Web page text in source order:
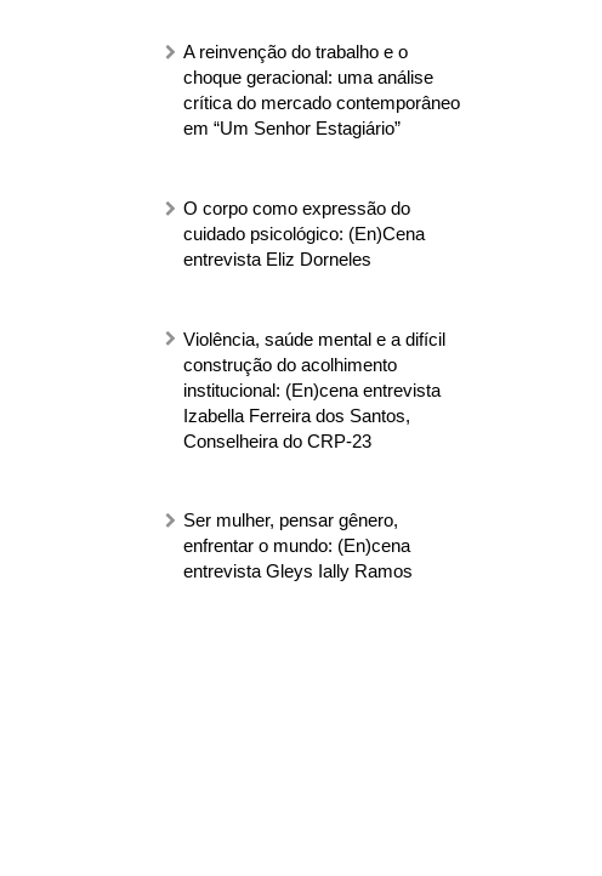
A reinvenção do trabalho e o
choque geracional: uma análise
crítica do mercado contemporâneo
em “Um Senhor Estagiário”
O corpo como expressão do
cuidado psicológico: (En)Cena
entrevista Eliz Dorneles
Violência, saúde mental e a difícil
construção do acolhimento
institucional: (En)cena entrevista
Izabella Ferreira dos Santos,
Conselheira do CRP-23
Ser mulher, pensar gênero,
enfrentar o mundo: (En)cena
entrevista Gleys Ially Ramos